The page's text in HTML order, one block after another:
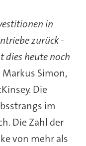
in
zurück -
heute noch
Simon,
Die
im
Die Zahl der
von mehr als